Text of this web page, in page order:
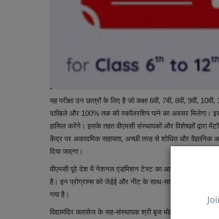
यह परीक्षा उन छात्रों के लिए है जो कक्षा 6वीं, 7वीं, 8वीं, 9वीं,
दाखिले और 100% तक की स्कॉलरशिप पाने का अवसर मिलेगा।
हासिल करेंगे। इसके तहत वीएमसी संस्थापकों और विशेषज्ञों द्वारा
केंद्र पर अकादमिक सहायता, अच्छी तरह से शोधित और वैज्ञानिक
दिया जाएगा।
वीएमसी पूरे देश में नेशनल एडमिशन टेस्ट का आयोजन अपने
है। इन प्रोग्राम्स को जेईई और नीट के साथ-साथ ओलंपियाड्स और
गया है।
विद्यामंदिर क्लासेज के सह-संस्थापक श्री बृज मोहन ने कहा “विभिन्न